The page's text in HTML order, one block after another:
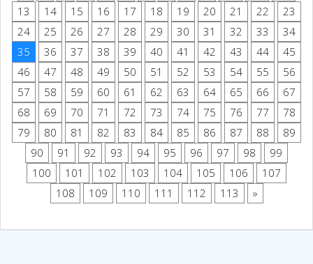
13
14 15 16 17 18 19 20 21 22
23
24
25 26 27 28 29 30 31 32 33
34
35
36 37 38 39 40 41 42 43 44
45
46
47 48 49 50 51 52 53 54 55
56
57
58 59 60 61 62 63 64 65 66
67
68
69 70 71 72 73 74 75 76 77
78
79
80 81 82 83 84 85 86 87 88
89
90
91 92 93 94 95 96 97 98
99
100
101 102 103 104 105 106
107
108
109 110 111 112 113 »